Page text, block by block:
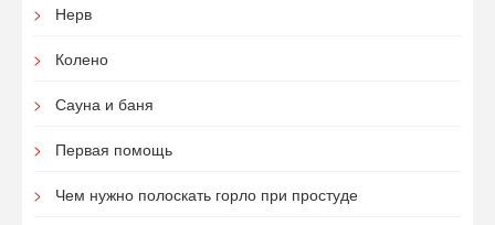
Нерв
Колено
Сауна и баня
Первая помощь
Чем нужно полоскать горло при простуде